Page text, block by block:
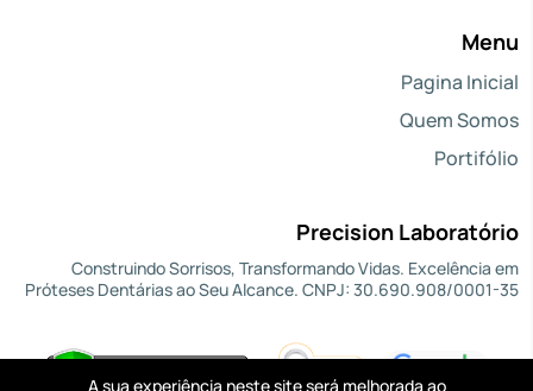
Menu
Pagina Inicial
Quem Somos
Portifólio
Precision Laboratório
Construindo Sorrisos, Transformando Vidas. Excelência em
Próteses Dentárias ao Seu Alcance. CNPJ: 30.690.908/0001-35
A sua experiência neste site será melhorada ao